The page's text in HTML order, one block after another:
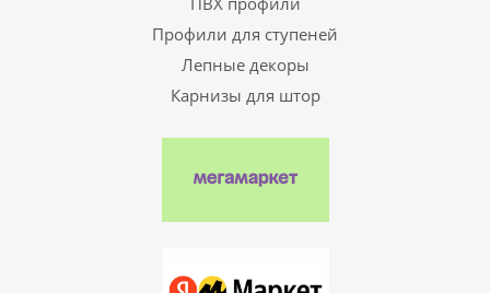
Профили для ступеней
Лепные декоры
Карнизы для штор